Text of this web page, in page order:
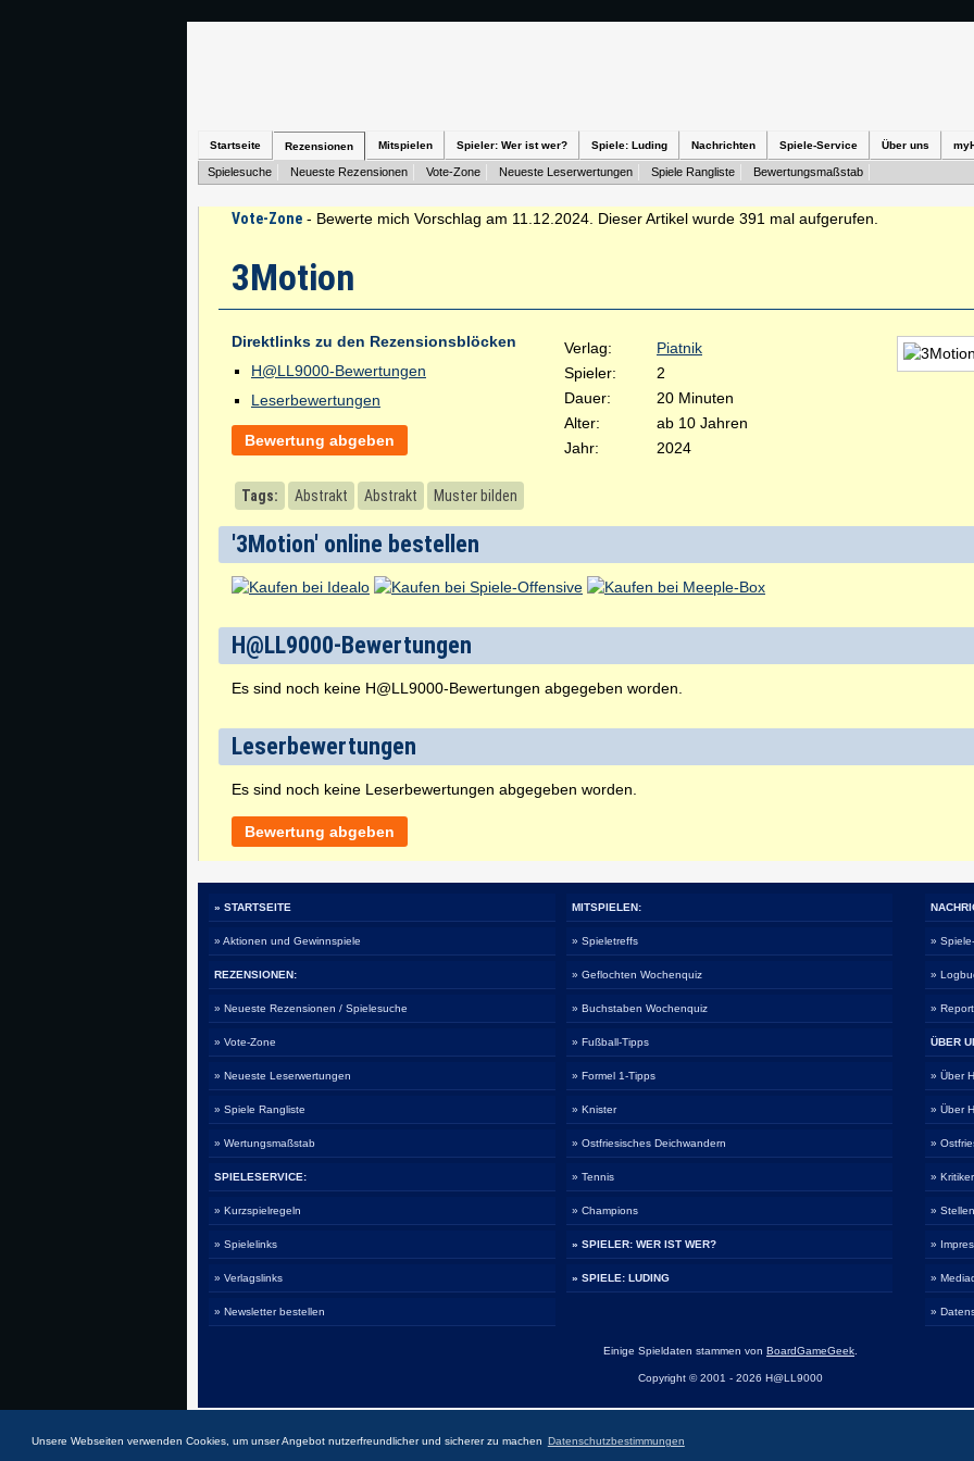
Unsere Webseiten verwenden Cookies, um unser Angebot nutzerfreundlicher und sicherer zu machen Datenschutzbestimmungen
Startseite Rezensionen Mitspielen Spieler: Wer ist wer? Spiele: Luding Nachrichten Spiele-Service Über uns
Spielesuche Neueste Rezensionen Vote-Zone Neueste Leserwertungen Spiele Rangliste Bewertungsmaßstab
Vote-Zone - Bewerte mich Vorschlag am 11.12.2024. Dieser Artikel wurde 391 mal aufgerufen.
3Motion
Direktlinks zu den Rezensionsblöcken
H@LL9000-Bewertungen
Leserbewertungen
Bewertung abgeben
Verlag:
Piatnik
Spieler:
2
Dauer:
20 Minuten
Alter:
ab 10 Jahren
Jahr:
2024
Tags: Abstrakt Abstrakt Muster bilden
'3Motion' online bestellen
H@LL9000-Bewertungen
Es sind noch keine H@LL9000-Bewertungen abgegeben worden.
Leserbewertungen
Es sind noch keine Leserbewertungen abgegeben worden.
Bewertung abgeben
» STARTSEITE
» Aktionen und Gewinnspiele
REZENSIONEN:
» Neueste Rezensionen / Spielesuche
» Vote-Zone
» Neueste Leserwertungen
» Spiele Rangliste
» Wertungsmaßstab
SPIELESERVICE:
» Kurzspielregeln
» Spielelinks
» Verlagslinks
» Newsletter bestellen
MITSPIELEN:
» Spieletreffs
» Geflochten Wochenquiz
» Buchstaben Wochenquiz
» Fußball-Tipps
» Formel 1-Tipps
» Knister
» Ostfriesisches Deichwandern
» Tennis
» Champions
» SPIELER: WER IST WER?
» SPIELE: LUDING
»
»
»
ÜBER
» Über
» Über
»
»
»
»
»
»
Einige Spieldaten stammen von BoardGameGeek
Copyright © 2001 - 2026 H@LL9000